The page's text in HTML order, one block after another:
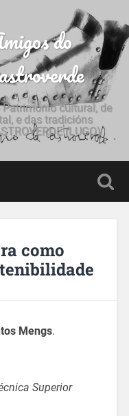
do
cultural, de
e das tradicións
(LUGO)
como
Mengs.
Superior